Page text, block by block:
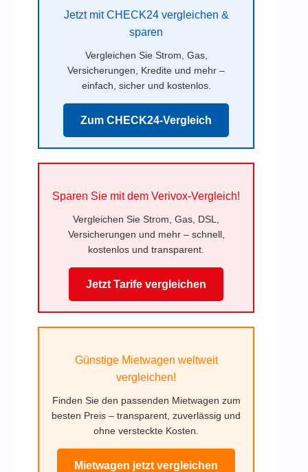
Jetzt mit CHECK24 vergleichen &
sparen
Vergleichen Sie Strom, Gas,
Versicherungen, Kredite und mehr –
einfach, sicher und kostenlos.
Zum CHECK24-Vergleich
Sparen Sie mit dem Verivox-Vergleich!
Vergleichen Sie Strom, Gas, DSL,
Versicherungen und mehr – schnell,
kostenlos und transparent.
Jetzt Tarife vergleichen
Günstige Mietwagen weltweit
vergleichen!
Finden Sie den passenden Mietwagen zum
besten Preis – transparent, zuverlässig und
ohne versteckte Kosten.
Mietwagen jetzt vergleichen